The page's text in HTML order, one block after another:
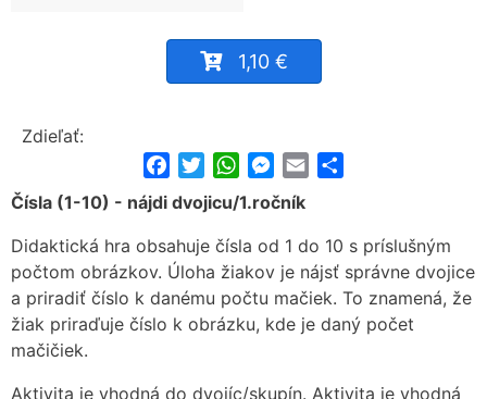
1,10 €
Zdieľať:
FacebookTwitterWhatsApp
Messenger
Email
Čísla (1-10) - nájdi dvojicu/1.ročník
Didaktická hra obsahuje čísla od 1 do 10 s príslušným
počtom obrázkov. Úloha žiakov je nájsť správne dvojice
a priradiť číslo k danému počtu mačiek. To znamená, že
žiak priraďuje číslo k obrázku, kde je daný počet
mačičiek.
Aktivita je vhodná do dvojíc/skupín. Aktivita je vhodná